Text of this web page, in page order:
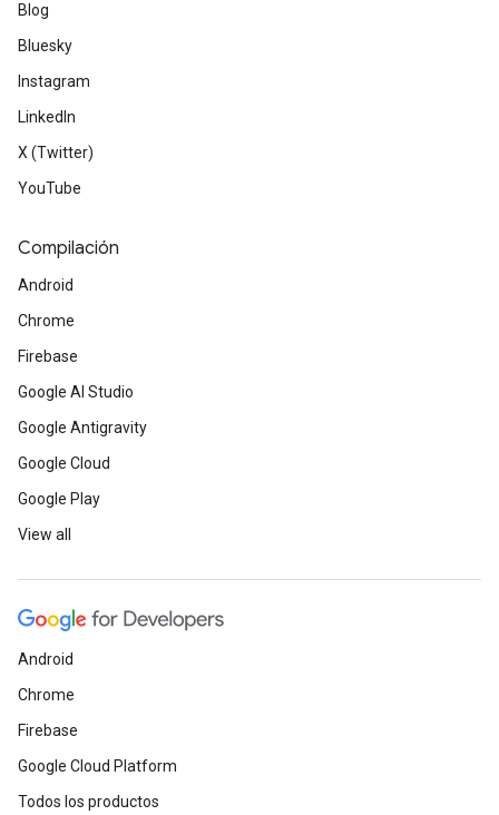
Blog
Bluesky
Instagram
LinkedIn
X (Twitter)
YouTube
Compilación
Android
Chrome
Firebase
Google AI Studio
Google Antigravity
Google Cloud
Google Play
View all
Android
Chrome
Firebase
Google Cloud Platform
Todos los productos